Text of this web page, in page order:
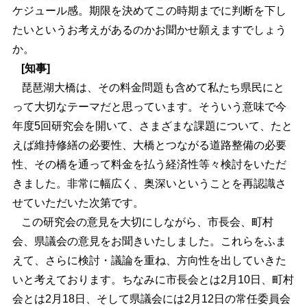
ケジュール感。期限を決めてこの時期までに判断を下し
たいというお考えがあるのかお聞かせ願えますでしょう
か。
[知事]
琵琶湖大橋は、その料金問題も含めて私たち県民にと
って大切なテーマだと思っています。そういう意味で今
年度5回研究会を開いて、さまざまな課題について、たと
えば維持修繕の必要性、大橋とつながる道路整備の必要
性、その橋を通って料金を払う経済性等々検討をいただ
きました。非常に幅広く、奥深いということを再認識さ
せていただいた次第です。
この研究会の意見を大切にしながら、市長会、町村
会、県議会の意見をお聞きいたしました。これらをふま
えて、さらに検討・議論を重ね、方向性を出していきた
いと考えております。ちなみに市長会とは2月10日、町村
会とは2月18日、そして県議会には2月12日の常任委員会